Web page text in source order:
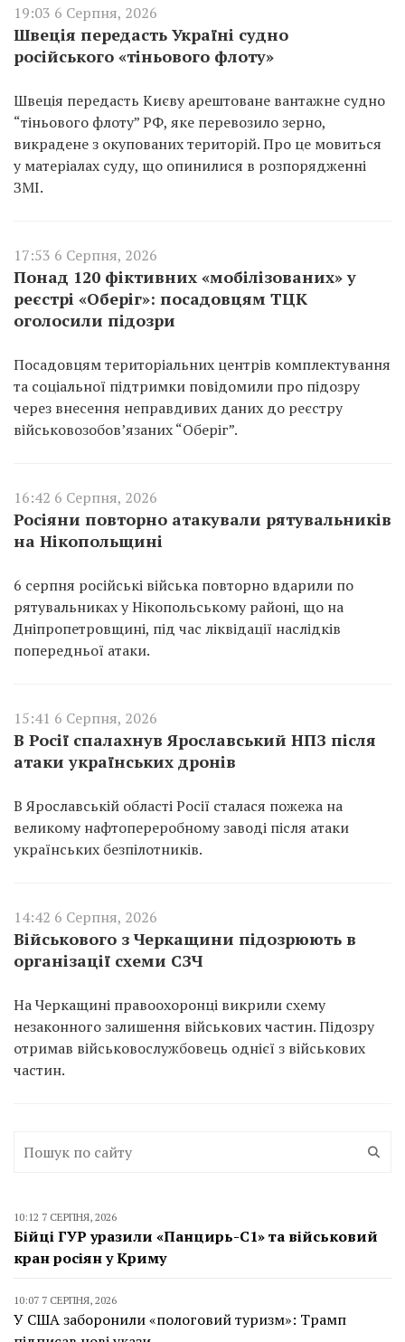
19:03 6 Серпня, 2026
Швеція передасть Україні судно
російського «тіньового флоту»
Швеція передасть Києву арештоване вантажне судно
“тіньового флоту” РФ, яке перевозило зерно,
викрадене з окупованих територій. Про це мовиться
у матеріалах суду, що опинилися в розпорядженні
ЗМІ.
17:53 6 Серпня, 2026
Понад 120 фіктивних «мобілізованих» у
реєстрі «Оберіг»: посадовцям ТЦК
оголосили підозри
Посадовцям територіальних центрів комплектування
та соціальної підтримки повідомили про підозру
через внесення неправдивих даних до реєстру
військовозобов’язаних “Оберіг”.
16:42 6 Серпня, 2026
Росіяни повторно атакували рятувальників
на Нікопольщині
6 серпня російські війська повторно вдарили по
рятувальниках у Нікопольському районі, що на
Дніпропетровщині, під час ліквідації наслідків
попередньої атаки.
15:41 6 Серпня, 2026
В Росії спалахнув Ярославський НПЗ після
атаки українських дронів
В Ярославській області Росії сталася пожежа на
великому нафтопереробному заводі після атаки
українських безпілотників.
14:42 6 Серпня, 2026
Військового з Черкащини підозрюють в
організації схеми СЗЧ
На Черкащині правоохоронці викрили схему
незаконного залишення військових частин. Підозру
отримав військовослужбовець однієї з військових
частин.
10:12 7 СЕРПНЯ, 2026
Бійці ГУР уразили «Панцирь-С1» та військовий
кран росіян у Криму
10:07 7 СЕРПНЯ, 2026
У США заборонили «пологовий туризм»: Трамп